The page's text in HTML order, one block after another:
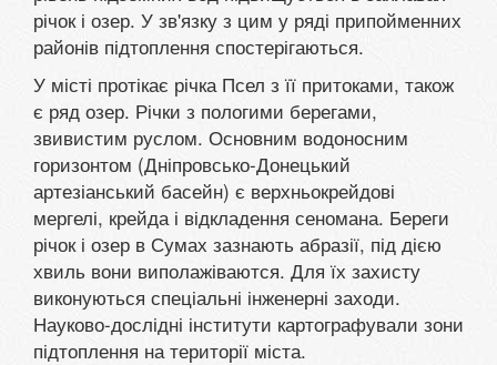
річок і озер. У зв'язку з цим у ряді припойменних
районів підтоплення спостерігаються.
У місті протікає річка Псел з її притоками, також
є ряд озер. Річки з пологими берегами,
звивистим руслом. Основним водоносним
горизонтом (Дніпровсько-Донецький
артезіанський басейн) є верхньокрейдові
мергелі, крейда і відкладення сеномана. Береги
річок і озер в Сумах зазнають абразії, під дією
хвиль вони виполажіваются. Для їх захисту
виконуються спеціальні інженерні заходи.
Науково-дослідні інститути картографували зони
підтоплення на території міста.